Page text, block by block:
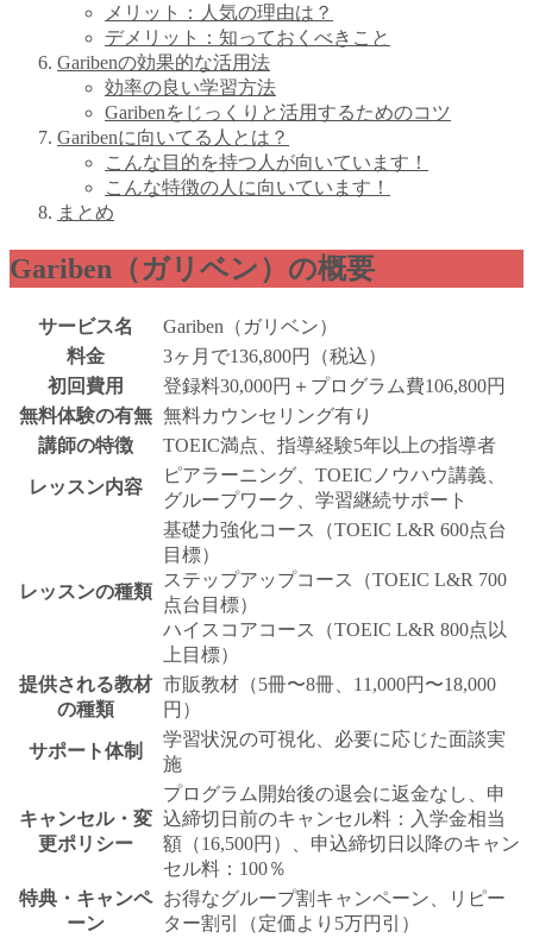
メリット：人気の理由は？
デメリット：知っておくべきこと
Garibenの効果的な活用法
効率の良い学習方法
Garibenをじっくりと活用するためのコツ
Garibenに向いてる人とは？
こんな目的を持つ人が向いています！
こんな特徴の人に向いています！
まとめ
Gariben（ガリベン）の概要
サービス名
Gariben（ガリベン）
料金
3ヶ月で136,800円（税込）
初回費用
登録料30,000円＋プログラム費106,800円
無料体験の有無 無料カウンセリング有り
講師の特徴
TOEIC満点、指導経験5年以上の指導者
レッスン内容
ピアラーニング、TOEICノウハウ講義、
グループワーク、学習継続サポート
レッスンの種類
基礎力強化コース（TOEIC L&R 600点台
目標）
ステップアップコース（TOEIC L&R 700
点台目標）
ハイスコアコース（TOEIC L&R 800点以
上目標）
提供される教材
の種類
市販教材（5冊〜8冊、11,000円〜18,000
円）
サポート体制
学習状況の可視化、必要に応じた面談実
施
キャンセル・変
更ポリシー
プログラム開始後の退会に返金なし、申
込締切日前のキャンセル料：入学金相当
額（16,500円）、申込締切日以降のキャン
セル料：100％
特典・キャンペ
ーン
お得なグループ割キャンペーン、リピー
ター割引（定価より5万円引）